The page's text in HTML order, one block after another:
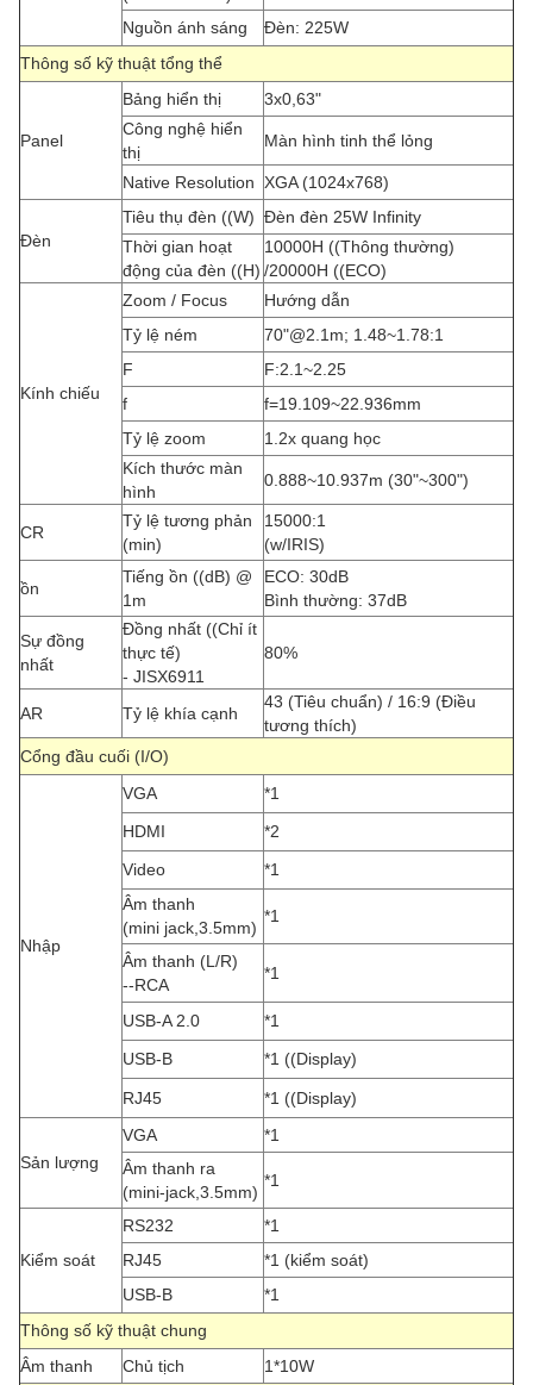
Nguồn ánh sáng
Đèn: 225W
Thông số kỹ thuật tổng thể
Panel
Bảng hiển thị
3x0,63"
Công nghệ hiển
thị
Màn hình tinh thể lỏng
Native Resolution XGA (1024x768)
Đèn
Tiêu thụ đèn ((W) Đèn đèn 25W Infinity
Thời gian hoạt
động của đèn ((H)
10000H ((Thông thường)
/20000H ((ECO)
Kính chiếu
Zoom / Focus
Hướng dẫn
Tỷ lệ ném
70"@2.1m; 1.48~1.78:1
F
F:2.1~2.25
f
f=19.109~22.936mm
Tỷ lệ zoom
1.2x quang học
Kích thước màn
hình
0.888~10.937m (30"~300")
CR
Tỷ lệ tương phản
(min)
15000:1
(w/IRIS)
ồn
Tiếng ồn ((dB) @
1m
ECO: 30dB
Bình thường: 37dB
Sự đồng
nhất
Đồng nhất ((Chỉ ít
thực tế)
- JISX6911
80%
AR Tỷ lệ khía cạnh
43 (Tiêu chuẩn) / 16:9 (Điều
tương thích)
Cổng đầu cuối (I/O)
Nhập
VGA
*1
HDMI
*2
Video
*1
Âm thanh
(mini jack,3.5mm)
*1
Âm thanh (L/R)
--RCA
*1
USB-A 2.0
*1
USB-B
*1 ((Display)
RJ45 *1 ((Display)
Sản lượng
VGA
*1
Âm thanh ra
(mini-jack,3.5mm)
*1
Kiểm soát
RS232
*1
RJ45
*1 (kiểm soát)
USB-B
*1
Thông số kỹ thuật chung
Âm thanh
Chủ tịch
1*10W